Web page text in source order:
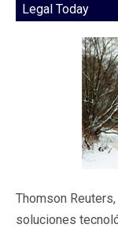
Legal Today
Thomson
soluciones